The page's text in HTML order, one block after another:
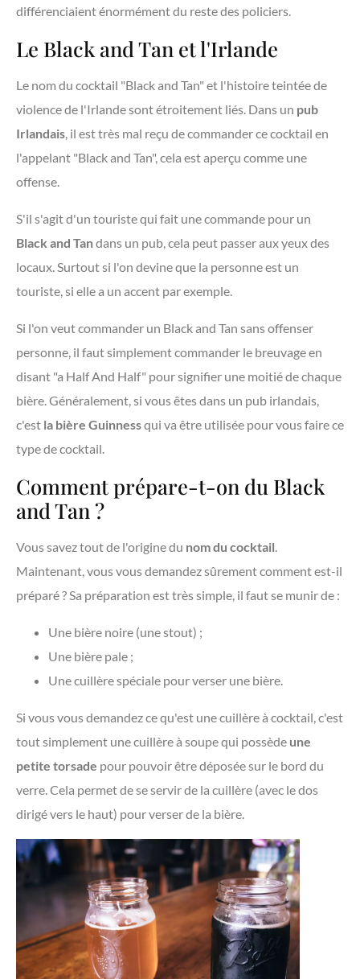
différenciaient énormément du reste des policiers.
Le Black and Tan et l'Irlande
Le nom du cocktail "Black and Tan" et l'histoire teintée de
violence de l'Irlande sont étroitement liés. Dans un pub
Irlandais , il est très mal reçu de commander ce cocktail en
l'appelant "Black and Tan", cela est aperçu comme une
offense.
S'il s'agit d'un touriste qui fait une commande pour un
Black and Tandans un pub, cela peut passer aux yeux des
locaux. Surtout si l'on devine que la personne est un
touriste, si elle a un accent par exemple.
Si l'on veut commander un Black and Tan sans offenser
personne, il faut simplement commander le breuvage en
disant "a Half And Half" pour signifier une moitié de chaque
bière. Généralement, si vous êtes dans un pub irlandais,
c'est la bière Guinnessqui va être utilisée pour vous faire ce
type de cocktail.
Comment prépare-t-on du Black
and Tan ?
Vous savez tout de l'origine du nom du cocktail
Maintenant, vous vous demandez sûrement comment est-il
préparé ? Sa préparation est très simple, il faut se munir de :
Une bière noire (une stout) ;
Une bière pale ;
Une cuillère spéciale pour verser une bière.
Si vous vous demandez ce qu'est une cuillère à cocktail, c'est
tout simplement une cuillère à soupe qui possède une
petite torsade pour pouvoir être déposée sur le bord du
verre. Cela permet de se servir de la cuillère (avec le dos
dirigé vers le haut) pour verser de la bière.